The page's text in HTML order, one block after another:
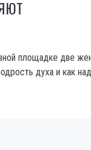
площадке две
духа и как